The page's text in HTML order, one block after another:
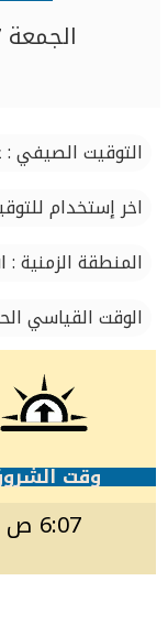
الجمعة 07 آب(08)أغسطس 2026
التوقيت الصيفي
اخر إستخدام للتوقيت
المنطقة الزمنية : Europe/Istanbul
الوقت القياسي
وقت
6:07 ص